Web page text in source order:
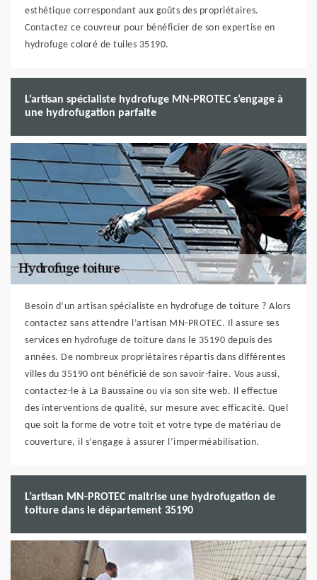
esthétique correspondant aux goûts des propriétaires.
Contactez ce couvreur pour bénéficier de son expertise en
hydrofuge coloré de tuiles 35190.
L’artisan spécialiste hydrofuge MN-PROTEC s’engage à
une hydrofugation parfaite
Besoin d’un artisan spécialiste en hydrofuge de toiture ? Alors
contactez sans attendre l’artisan MN-PROTEC. Il assure ses
services en hydrofuge de toiture dans le 35190 depuis des
années. De nombreux propriétaires répartis dans différentes
villes du 35190 ont bénéficié de son savoir-faire. Vous aussi,
contactez-le à La Baussaine ou via son site web. Il effectue
des interventions de qualité, sur mesure avec efficacité. Quel
que soit la forme de votre toit et votre type de matériau de
couverture, il s’engage à assurer l’imperméabilisation.
L’artisan MN-PROTEC maitrise une hydrofugation de
toiture dans le département 35190